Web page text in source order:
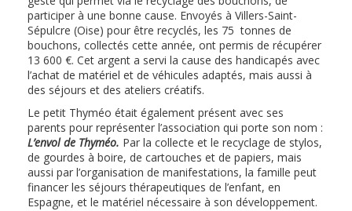
participer à une bonne cause. Envoyés à Villers-Saint-
Sépulcre (Oise) pour être recyclés, les 75 tonnes de
bouchons, collectés cette année, ont permis de récupérer
13 600 €. Cet argent a servi la cause des handicapés avec
l’achat de matériel et de véhicules adaptés, mais aussi à
des séjours et des ateliers créatifs.
Le petit Thyméo était également présent avec ses
parents pour représenter l’association qui porte son nom :
L’envol de Thyméo. Par la collecte et le recyclage de stylos,
de gourdes à boire, de cartouches et de papiers, mais
aussi par l’organisation de manifestations, la famille peut
financer les séjours thérapeutiques de l’enfant, en
Espagne, et le matériel nécessaire à son développement.